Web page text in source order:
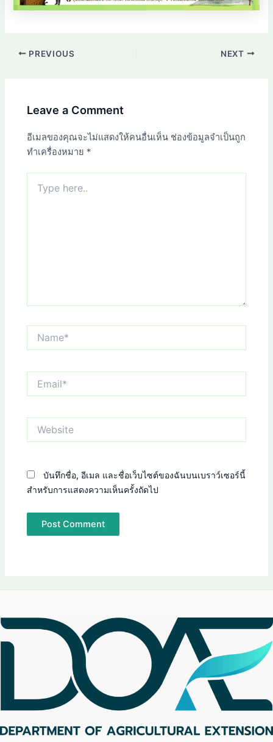
PREVIOUS NEXT
Leave a Comment
อีเมลของคุณจะไม่แสดงให้คนอื่นเห็น ช่องข้อมูลจำเป็นถูก
ทำเครื่องหมาย *
here..
บันทึกชื่อ, อีเมล และชื่อเว็บไซต์ของฉันบนเบราว์เซอร์นี้
สำหรับการแสดงความเห็นครั้งถัดไป